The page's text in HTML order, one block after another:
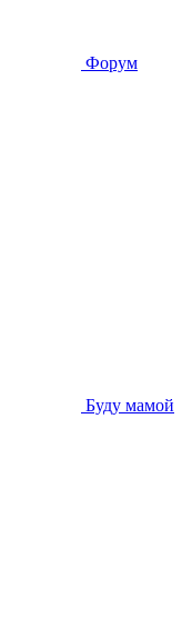
Форум
Буду мамой